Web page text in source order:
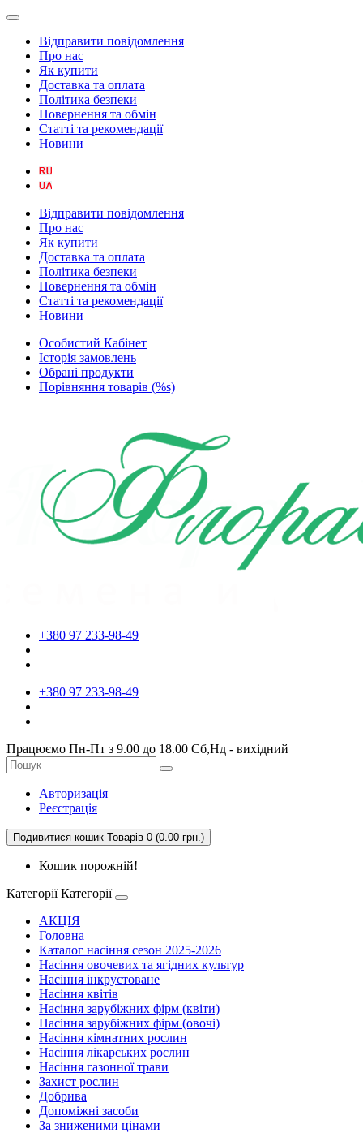
Відправити повідомлення
Про нас
Як купити
Доставка та оплата
Політика безпеки
Повернення та обмін
Статті та рекомендації
Новини
Відправити повідомлення
Про нас
Як купити
Доставка та оплата
Політика безпеки
Повернення та обмін
Статті та рекомендації
Новини
Особистий Кабінет
Історія замовлень
Обрані продукти
Порівняння товарів (%s)
+380 97 233-98-49
+380 97 233-98-49
Працюємо Пн-Пт з 9.00 до 18.00 Сб,Нд - вихідний
Авторизація
Реєстрація
Подивитися кошик Товарів 0 (0.00 грн.)
Кошик порожній!
Категорії Категорії
АКЦІЯ
Головна
Каталог насіння сезон 2025-2026
Насіння овочевих та ягідних культур
Насіння інкрустоване
Насіння квітів
Насіння зарубіжних фірм (квіти)
Насіння зарубіжних фірм (овочі)
Насіння кімнатних рослин
Насіння лікарських рослин
Насіння газонної трави
Захист рослин
Добрива
Допоміжні засоби
За зниженими цінами